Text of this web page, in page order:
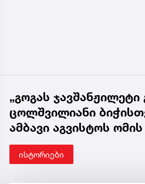
„გოგას
ცოლშვილიანი
ამბავი აგვისტოს
ისტორიები